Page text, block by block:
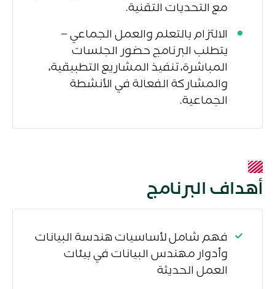
مع التحديات التقنية.
الالتزام بالتعلم والعمل الجماعي –
يتطلب البرنامج حضور الجلسات
المباشرة، تنفيذ المشاريع التطبيقية،
والمشاركة الفعالة في الأنشطة
الجماعية.
أهداف البرنامج
فهم شامل لأساسيات هندسة البيانات
وأدوار مهندس البيانات في بيئات
العمل الحديثة